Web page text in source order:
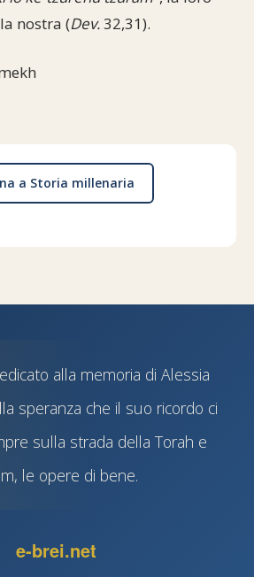
nostra (Dev.32,31).
a Storia millenaria
alla memoria di Alessia
speranza che il suo ricordo ci
sulla strada della Torah e
le opere di bene.
e-brei.net